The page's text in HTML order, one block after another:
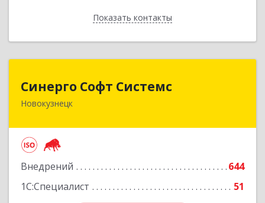
Показать контакты
Назад
Синерго Софт Системс
Новокузнецк
Внедрений
644
1С:Специалист
51
Синерго Софт Системс
654005, Кемеровская обл, Новокузнецк г,